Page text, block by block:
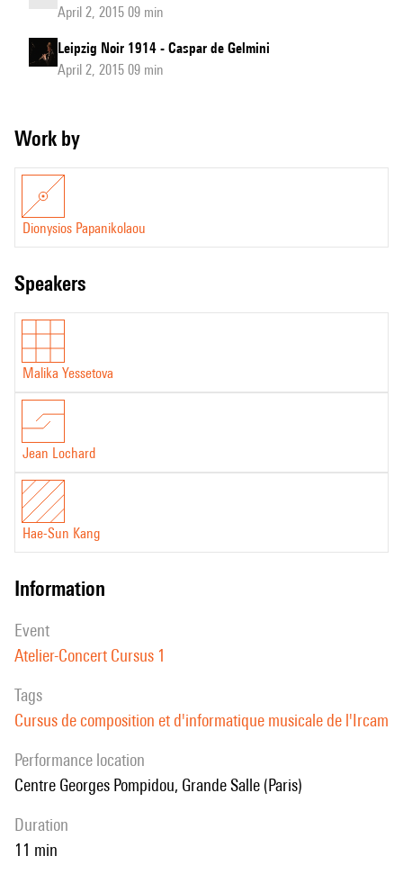
April 2, 2015 09 min
Leipzig Noir 1914 - Caspar de Gelmini
April 2, 2015 09 min
Work by
Dionysios Papanikolaou
speakers
Malika Yessetova
Jean Lochard
Hae-Sun Kang
information
event
Atelier-Concert Cursus 1
Tags
Cursus de composition et d'informatique musicale de l'Ircam
performance location
Centre Georges Pompidou, Grande Salle (Paris)
duration
11 min